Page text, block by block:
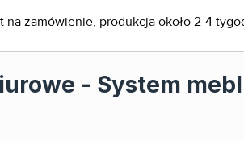
na zamówienie, produkcja około 2-4
- System